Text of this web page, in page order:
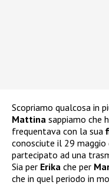
Scopriamo qualcosa in
Mattina sappiamo che
frequentava con la sua
conosciute il 29 maggio
partecipato ad una
Sia per Erika che per
che in quel periodo in